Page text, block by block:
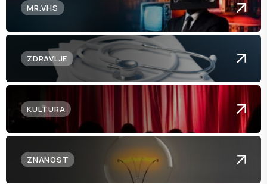
MR.VHS
ZDRAVLJE
KULTURA
ZNANOST